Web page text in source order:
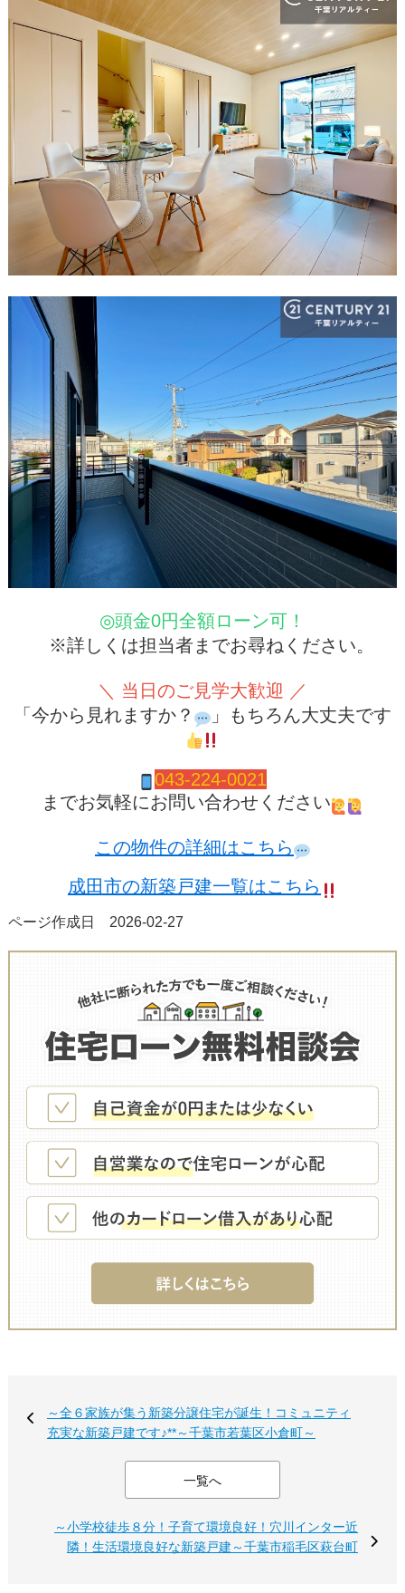
◎頭金0円全額ローン可！
※詳しくは担当者までお尋ねください。
＼ 当日のご見学大歓迎 ／
「今から見れますか？
」もちろん大丈夫です
043-224-0021
までお気軽にお問い合わせください
この物件の詳細はこちら
成田市の新築戸建一覧はこちら
ページ作成日 2026-02-27
～全６家族が集う新築分譲住宅が誕生！コミュニティ
充実な新築戸建です♪**～千葉市若葉区小倉町～
一覧へ
～小学校徒歩８分！子育て環境良好！穴川インター近
隣！生活環境良好な新築戸建～千葉市稲毛区萩台町